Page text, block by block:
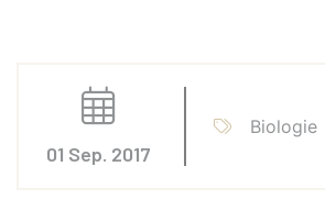
01 Sep. 2017
Biologie